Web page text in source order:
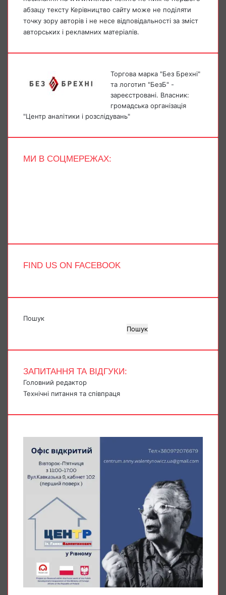
абзацу тексту Керівництво сайту може не поділяти
точку зору авторів і не несе відповідальності за зміст
авторських і рекламних матеріалів.
Торгова марка "Без Брехні"
та логотип "БезБ" -
зареєстровані. Власник:
громадська організація
"Центр аналітики і розслідувань"
МИ В СОЦМЕРЕЖАХ:
FIND US ON FACEBOOK
Пошук
Пошук
ЗАПИТАННЯ ТА ВІДГУКИ:
Головний редактор
Технічні питання та співпраця